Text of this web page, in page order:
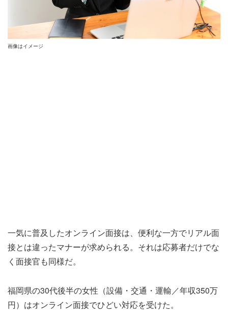
画像はイメージ
一気に普及したオンライン面接は、便利な一方でリアル面
接とは違ったマナーが求められる。それは応募者だけでな
く面接官も同様だ。
福岡県の30代後半の女性（設備・交通・運輸／年収350万
円）はオンライン面接でひどい対応を受けた。